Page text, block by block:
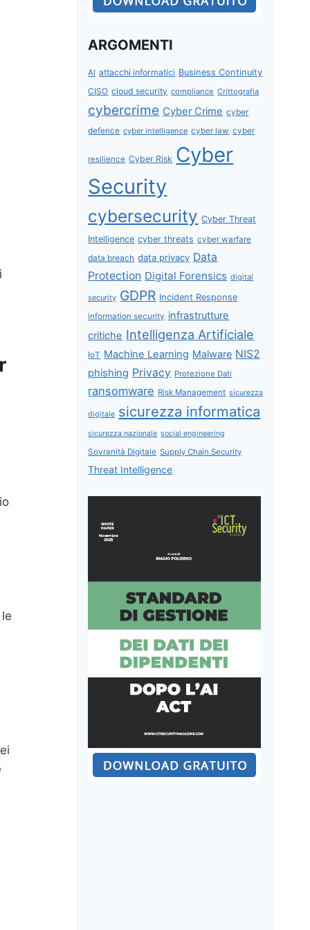
ARGOMENTI
AI attacchi informatici Business Continuity
CISO cloud security compliance Crittografia
cybercrime Cyber Crime cyber
defence cyber intelligence cyber law cyber
resilience Cyber Risk Cyber
Security
cybersecurity Cyber Threat
Intelligence cyber threats cyber warfare
data breach data privacy Data
Protection Digital Forensics digital
security GDPR Incident Response
information security infrastrutture
critiche Intelligenza Artificiale
IoT Machine Learning Malware NIS2
phishing Privacy Protezione Dati
ransomware Risk Management sicurezza
digitale sicurezza informatica
sicurezza nazionale social engineering
Sovranità Digitale Supply Chain Security
Threat Intelligence